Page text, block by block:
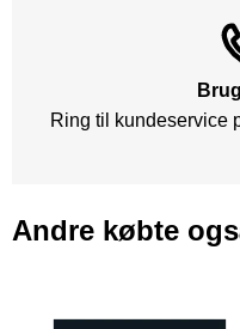
Ring til kundeservice
Andre købte